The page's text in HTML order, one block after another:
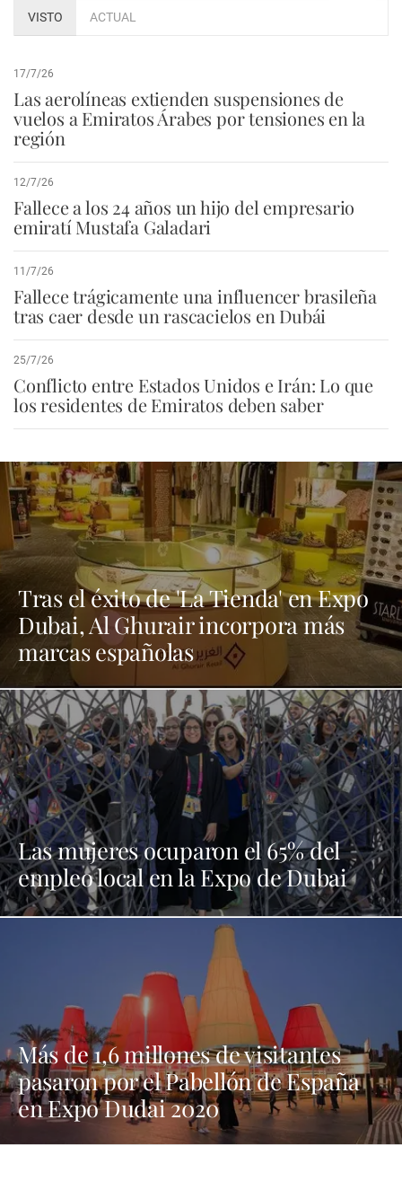
VISTO ACTUAL
17/7/26
Las aerolíneas extienden suspensiones de
vuelos a Emiratos Árabes por tensiones en la
región
12/7/26
Fallece a los 24 años un hijo del empresario
emiratí Mustafa Galadari
11/7/26
Fallece trágicamente una influencer brasileña
tras caer desde un rascacielos en Dubái
25/7/26
Conflicto entre Estados Unidos e Irán: Lo que
los residentes de Emiratos deben saber
Tras el éxito de 'La Tienda' en Expo
Dubai, Al Ghurair incorpora más
marcas españolas
Las mujeres ocuparon el 65% del
empleo local en la Expo de Dubai
Más de 1,6 millones de visitantes
pasaron por el Pabellón de España
en Expo Dudai 2020